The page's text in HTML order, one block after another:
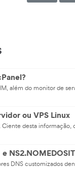
além do monitor de
ou VPS Linux
desta
DNS customizados